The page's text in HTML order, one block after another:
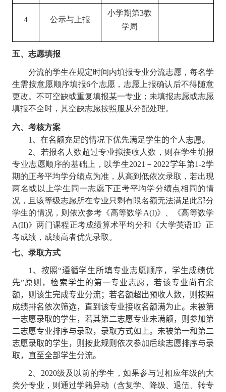
4 公示与上报
小学期第3教
学周
五、志愿填报
分流的学生在规定时间内填报专业分流志愿，每名学
生需按意愿顺序填报6个志愿，志愿上报确认后不得随意
更改。不可空缺或重复填报某一专业；未填报志愿或志愿
填报不全时，其空缺志愿按照服从分配处理。
六、考核方案
1 、 在名额充足的情况下优先满足学生的个人志愿。
2 、若报名人数超过专业拟接收人数，则在学生填报
专业志愿顺序的基础上，以学生2021 － 2022学年第1-2学
期的正考平均学分绩点为准，从高到低依次录取，若出现
两名或以上学生同一志愿下正考平均学分绩点相同的情
况，且该等级志愿所在专业只剩有限名额无法满足此部分
学生的情况，则依次参考《高等数学A(I)》、《高等数学
A(II)》两门课程正考成绩算术平均分和《大学英语II》正
考成绩，成绩高者优先录取。
七、录取方式
1 、按照“遵循学生所填专业志愿顺序，学生成绩优
先”原则，检索学生的第一专业志愿，若该专业尚有余
额，则该生完成专业分流；若名额超出预收人数，则按照
成绩排名依次筛选，直到该专业接收名额满为止。 未被第
一志愿录取的学生， 若其第二志愿专业未满额， 则参加第
二志愿专业排序与录取， 录取方式如上。未被第一和第二
志愿录取的学生，则按此规则依次参加后续志愿排序与录
取，直至全部学生分流。
2 2020级及以前的学生，如果参与过相应年级的大
类分专业，则通过学籍异动（含复学、降级、退伍、转专